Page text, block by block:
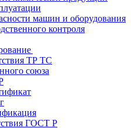
машин и оборудования
контроля
ТР ТС
союза
ГОСТ Р